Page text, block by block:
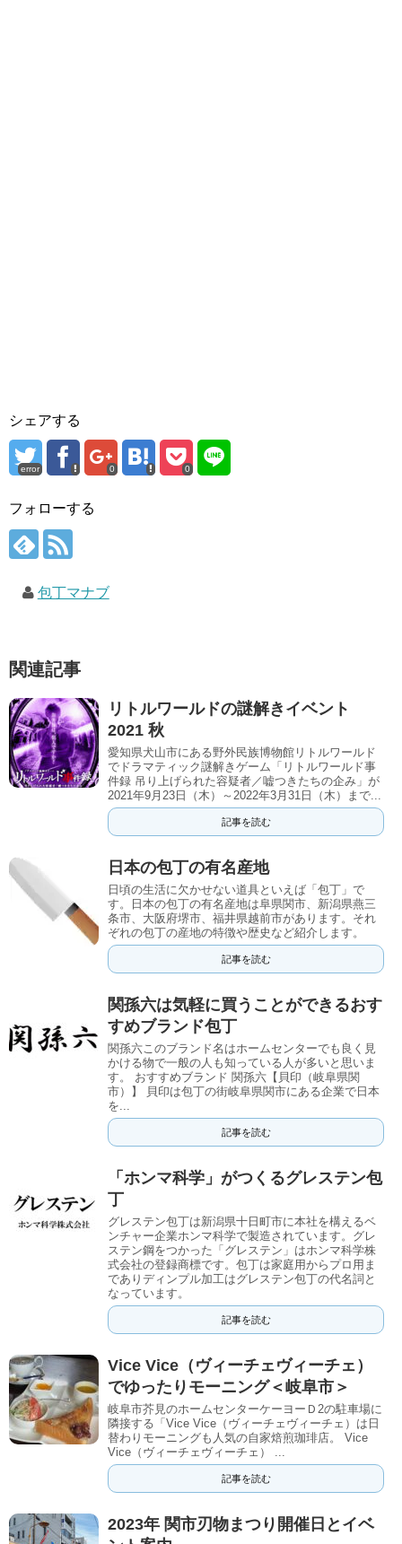
シェアする
error 0 0
フォローする
包丁マナブ
関連記事
リトルワールドの謎解きイベント
2021 秋
愛知県犬山市にある野外民族博物館リトルワールド
でドラマティック謎解きゲーム「リトルワールド事
件録 吊り上げられた容疑者／嘘つきたちの企み」が
2021年9月23日（木）～2022年3月31日（木）まで...
記事を読む
日本の包丁の有名産地
日頃の生活に欠かせない道具といえば「包丁」で
す。日本の包丁の有名産地は阜県関市、新潟県燕三
条市、大阪府堺市、福井県越前市があります。それ
ぞれの包丁の産地の特徴や歴史など紹介します。
記事を読む
関孫六は気軽に買うことができるおす
すめブランド包丁
関孫六このブランド名はホームセンターでも良く見
かける物で一般の人も知っている人が多いと思いま
す。 おすすめブランド 関孫六【貝印（岐阜県関
市）】 貝印は包丁の街岐阜県関市にある企業で日本
を...
記事を読む
「ホンマ科学」がつくるグレステン包
丁
グレステン包丁は新潟県十日町市に本社を構えるベ
ンチャー企業ホンマ科学で製造されています。グレ
ステン鋼をつかった「グレステン」はホンマ科学株
式会社の登録商標です。包丁は家庭用からプロ用ま
でありディンプル加工はグレステン包丁の代名詞と
なっています。
記事を読む
Vice Vice（ヴィーチェヴィーチェ）
でゆったりモーニング＜岐阜市＞
岐阜市芥見のホームセンターケーヨーＤ2の駐車場に
隣接する「Vice Vice（ヴィーチェヴィーチェ）は日
替わりモーニングも人気の自家焙煎珈琲店。 Vice
Vice（ヴィーチェヴィーチェ） ...
記事を読む
2023年 関市刃物まつり開催日とイベ